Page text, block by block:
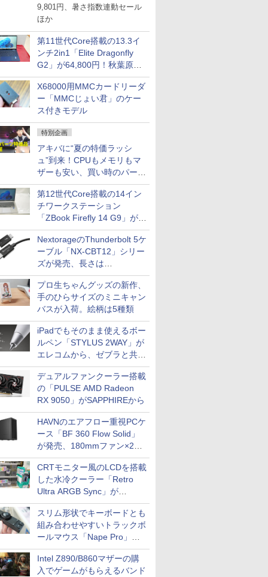
9,801円、暑さ指数連動セール
ほか
第11世代Core搭載の13.3イ
ンチ2in1「Elite Dragonfly
G2」が64,800円！秋葉原で
中古PCセール
X68000用MMCカードリーダ
ー「MMCじょい君」のケー
ス付きモデル
特別企画
アキバに“夏の特価ラッシ
ュ”到来！CPUもメモリもマ
ザーも安い、買い時のパーツ
は？【8月7日(金)22時配信】
第12世代Core搭載の14イン
チワークステーション
「ZBook Firefly 14 G9」が
79,800円！秋葉原で中古PC
セール
NextorageのThunderbolt 5ケ
ーブル「NX-CBT12」シリー
ズが発売、長さは
30cm/50cm/1mの3種類
プロ生ちゃんグッズの新作、
手のひらサイズのミニキャン
バスが入荷。絵柄は5種類
iPadでもそのまま使えるボー
ルペン「STYLUS 2WAY」が
エレコムから、ゼブラと共同
開発
デュアルファンクーラー搭載
の「PULSE AMD Radeon
RX 9050」がSAPPHIREから
HAVNのエアフロー重視PCケ
ース「BF 360 Flow Solid」
が発売、180mmファン×2搭
載
CRTモニター風のLCDを搭載
した水冷クーラー「Retro
Ultra ARGB Sync」が
Thermaltakeから
スリム形状でキーボードとも
組み合わせやすいトラックボ
ールマウス「Nape Pro」が
Keychronから
Intel Z890/B860マザーの購
入でゲームがもらえるバンド